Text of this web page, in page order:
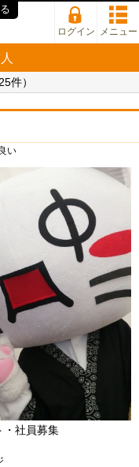
ログイン メニュー
件）
い
・社員募集